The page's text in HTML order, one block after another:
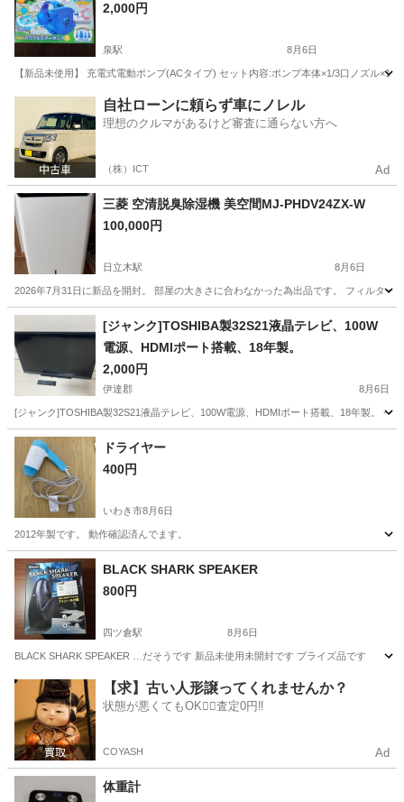
2,000円
泉駅 8月6日
【新品未使用】 充電式電動ポンプ(ACタイプ) セット内容:ポンプ本体×1/3口ノズル
泉駅 季節、空調家電 ポンプ
自社ローンに頼らず車にノレル
理想のクルマがあるけど審査に通らない方へ
（株）ICT Ad
三菱 空清脱臭除湿機 美空間MJ-PHDV24ZX-W
100,000円
日立木駅 8月6日
2026年7月31日に新品を開封。 部屋の大きさに合わなかった為出品です。 フィルタ
福島 南相馬市 日立木駅 季節、空調家電
[ジャンク]TOSHIBA製32S21液晶テレビ、100W
電源、HDMIポート搭載、18年製。
2,000円
伊達郡 8月6日
[ジャンク]TOSHIBA製32S21液晶テレビ、100W電源、HDMIポート搭載、18年製。 -
福島 伊達郡 テレビ
ドライヤー
400円
いわき市8月6日
2012年製です。 動作確認済んでます。
福島 いわき市 BLACK SHARK SPEAKER
800円
四ツ倉駅 8月6日
BLACK SHARK SPEAKER …だそうです 新品未使用未開封です プライズ品です
福島 いわき市 四ツ倉駅 オーディオ プライズ
【求】古い人形譲ってくれませんか？
状態が悪くてもOK🙆‍♀️査定0円‼️
COYASH Ad
体重計